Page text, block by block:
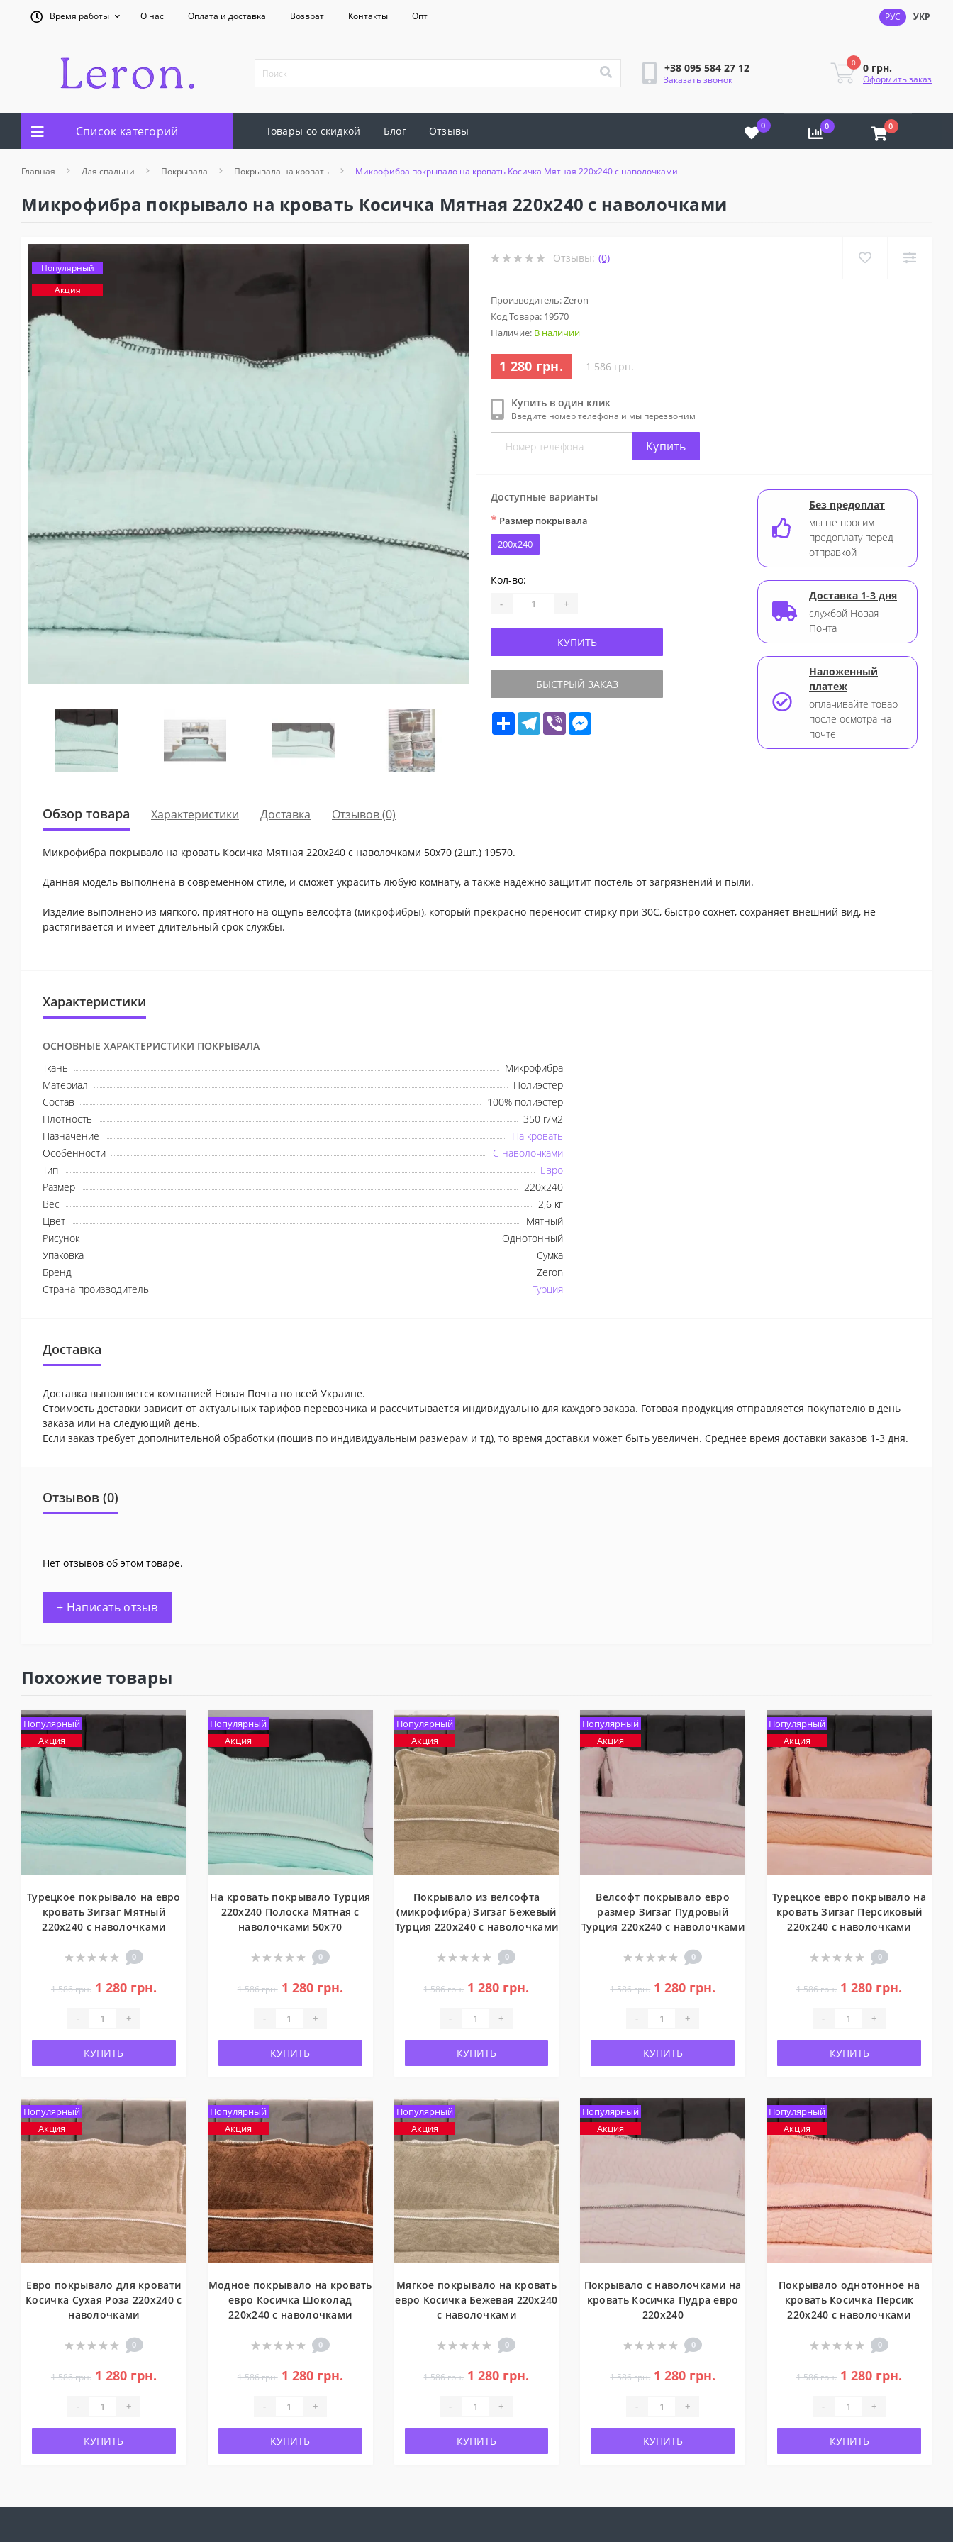
Время работы О нас Оплата и доставка Возврат Контакты Опт РУС УКР
+38 095 584 27 12
Заказать звонок
0 0 грн.
Оформить заказ
Список категорий Товары со скидкой Блог Отзывы 0 0 0
Главная Для спальни Покрывала Покрывала на кровать Микрофибра покрывало на кровать Косичка Мятная 220x240 с наволочками
Микрофибра покрывало на кровать Косичка Мятная 220x240 с наволочками
Популярный
Акция
Отзывы: (0)
Производитель: Zeron
Код Товара: 19570
Наличие: В наличии
1 280 грн. 1 586 грн.
Купить в один клик
Введите номер телефона и мы перезвоним
Купить
Доступные варианты
* Размер покрывала
200x240
Кол-во:
- +
КУПИТЬ
БЫСТРЫЙ ЗАКАЗ
Share Telegram
Viber
Без предоплат
мы не просим
предоплату перед
отправкой
Доставка 1-3 дня
службой Новая
Почта
Наложенный
платеж
оплачивайте товар
после осмотра на
почте
Обзор товара Характеристики Доставка Отзывов (0)
Микрофибра покрывало на кровать Косичка Мятная 220x240 с наволочками 50x70 (2шт.) 19570.
Данная модель выполнена в современном стиле, и сможет украсить любую комнату, а также надежно защитит постель от загрязнений и пыли.
Изделие выполнено из мягкого, приятного на ощупь велсофта (микрофибры), который прекрасно переносит стирку при 30С, быстро сохнет, сохраняет внешний вид, не
растягивается и имеет длительный срок службы.
Характеристики
ОСНОВНЫЕ ХАРАКТЕРИСТИКИ ПОКРЫВАЛА
Ткань
Микрофибра
Материал
Полиэстер
Состав
100% полиэстер
Плотность
350 г/м2
Назначение
На кровать
Особенности
С наволочками
Тип
Евро
Размер
220x240
Вес
2,6 кг
Цвет
Мятный
Рисунок
Однотонный
Упаковка
Сумка
Бренд
Zeron
Страна производитель
Турция
Доставка
Доставка выполняется компанией Новая Почта по всей Украине.
Стоимость доставки зависит от актуальных тарифов перевозчика и рассчитывается индивидуально для каждого заказа. Готовая продукция отправляется покупателю в день
заказа или на следующий день.
Если заказ требует дополнительной обработки (пошив по индивидуальным размерам и тд), то время доставки может быть увеличен. Среднее время доставки заказов 1-3 дня.
Отзывов (0)
Нет отзывов об этом товаре.
+ Написать отзыв
Похожие товары
Популярный
Акция
Турецкое покрывало на евро
кровать Зигзаг Мятный
220x240 с наволочками
0
1 586 грн. 1 280 грн.
- +
КУПИТЬ
Популярный
Акция
На кровать покрывало Турция
220x240 Полоска Мятная с
наволочками 50x70
0
1 586 грн. 1 280 грн.
- +
КУПИТЬ
Популярный
Акция
Покрывало из велсофта
(микрофибра) Зигзаг Бежевый
Турция 220х240 с наволочками
0
1 586 грн. 1 280 грн.
- +
КУПИТЬ
Популярный
Акция
Велсофт покрывало евро
размер Зигзаг Пудровый
Турция 220x240 с наволочками
0
1 586 грн. 1 280 грн.
- +
КУПИТЬ
Популярный
Акция
Турецкое евро покрывало на
кровать Зигзаг Персиковый
220x240 с наволочками
0
1 586 грн. 1 280 грн.
- +
КУПИТЬ
Популярный
Акция
Евро покрывало для кровати
Косичка Сухая Роза 220x240 с
наволочками
0
1 586 грн. 1 280 грн.
- +
КУПИТЬ
Популярный
Акция
Модное покрывало на кровать
евро Косичка Шоколад
220x240 с наволочками
0
1 586 грн. 1 280 грн.
- +
КУПИТЬ
Популярный
Акция
Мягкое покрывало на кровать
евро Косичка Бежевая 220x240
с наволочками
0
1 586 грн. 1 280 грн.
- +
КУПИТЬ
Популярный
Акция
Покрывало с наволочками на
кровать Косичка Пудра евро
220x240
0
1 586 грн. 1 280 грн.
- +
КУПИТЬ
Популярный
Акция
Покрывало однотонное на
кровать Косичка Персик
220x240 с наволочками
0
1 586 грн. 1 280 грн.
- +
КУПИТЬ